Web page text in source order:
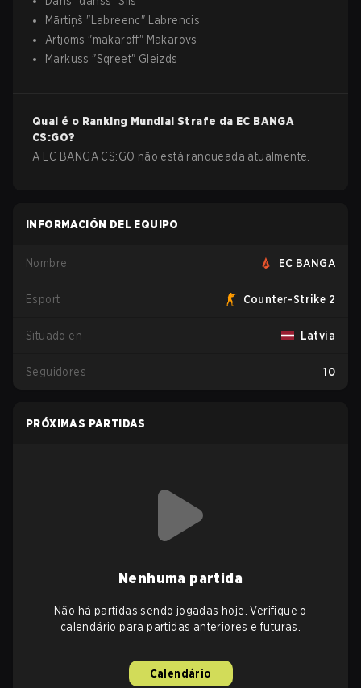
Mārtiņš " Labreenc"
Labrencis
Artjoms "makaroff" Makarovs
Markuss "Sqreet" Gleizds
Qual é o Ranking Mundial Strafe da EC BANGA
CS:GO?
A EC BANGA CS:GO não está ranqueada atualmente.
INFORMACIÓN DEL EQUIPO
Nombre EC BANGA
Esport Counter-Strike 2
Situado en Latvia
Seguidores 10
PRÓXIMAS PARTIDAS
Nenhuma partida
Não há partidas sendo jogadas hoje. Verifique o
calendário para partidas anteriores e futuras.
Calendário